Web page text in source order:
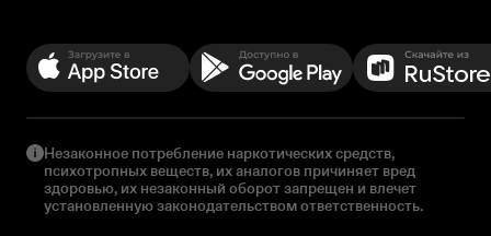
Незаконное потребление наркотических средств,
психотропных веществ, их аналогов причиняет вред
здоровью, их незаконный оборот запрещен и влечет
установленную законодательством ответственность.